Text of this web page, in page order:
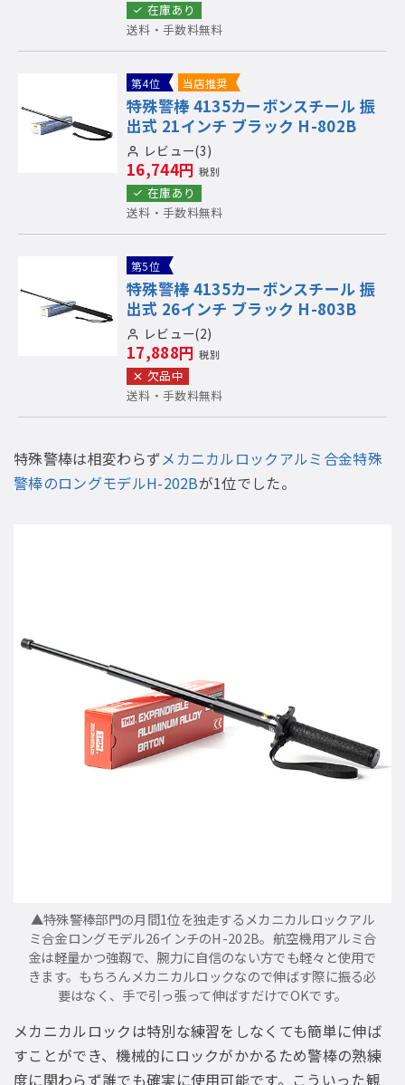
在庫あり
送料・手数料無料
第4位 当店推奨
特殊警棒 4135カーボンスチール 振
出式 21インチ ブラック H-802B
レビュー(3)
16,744円 税別
在庫あり
送料・手数料無料
第5位
特殊警棒 4135カーボンスチール 振
出式 26インチ ブラック H-803B
レビュー(2)
17,888円 税別
欠品中
送料・手数料無料
特殊警棒は相変わらずメカニカルロックアルミ合金特殊
警棒のロングモデルH-202Bが1位でした。
▲特殊警棒部門の月間1位を独走するメカニカルロックアル
ミ合金ロングモデル26インチのH-202B。航空機用アルミ合
金は軽量かつ強靱で、腕力に自信のない方でも軽々と使用で
きます。もちろんメカニカルロックなので伸ばす際に振る必
要はなく、手で引っ張って伸ばすだけでOKです。
メカニカルロックは特別な練習をしなくても簡単に伸ば
すことができ、機械的にロックがかかるため警棒の熟練
度に関わらず誰でも確実に使用可能です。こういった観